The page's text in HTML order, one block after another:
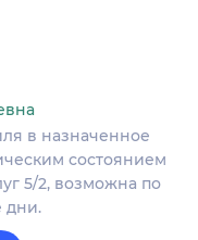
в назначенное
состоянием
5/2, возможна по
дни.